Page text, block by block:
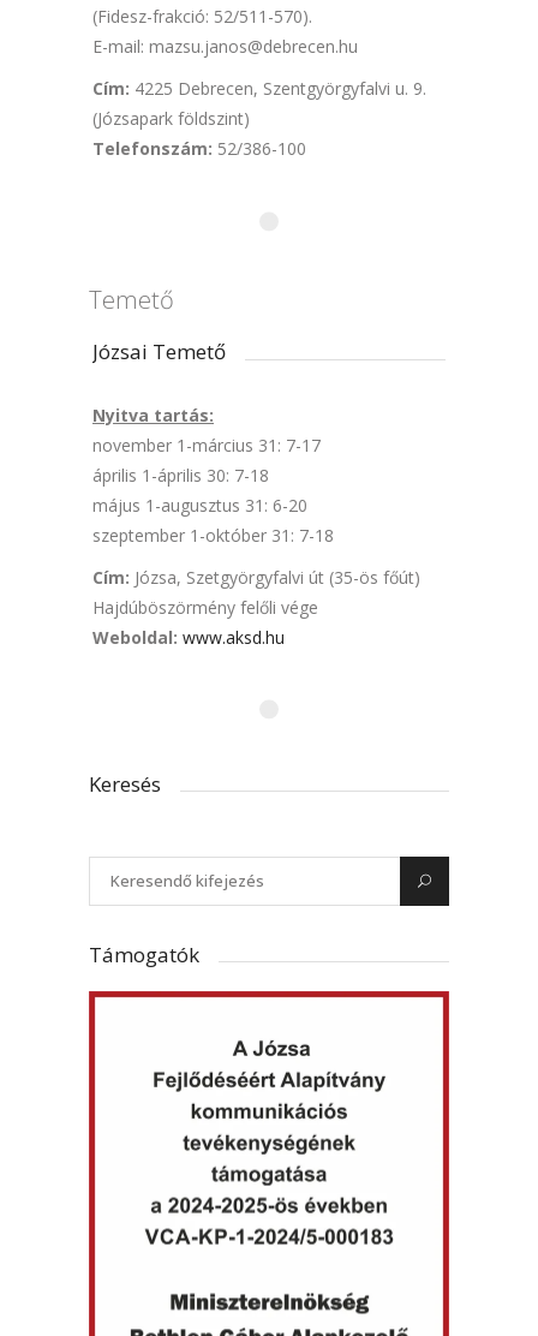
(Fidesz-frakció: 52/511-570).
E-mail: mazsu.janos@debrecen.hu
Cím: 4225 Debrecen, Szentgyörgyfalvi u. 9.
(Józsapark földszint)
Telefonszám: 52/386-100
Temető
Józsai Temető
Nyitva tartás:
november 1-március 31: 7-17
április 1-április 30: 7-18
május 1-augusztus 31: 6-20
szeptember 1-október 31: 7-18
Cím: Józsa, Szetgyörgyfalvi út (35-ös főút)
Hajdúböszörmény felőli vége
Weboldal: www.aksd.hu
Keresés
Támogatók